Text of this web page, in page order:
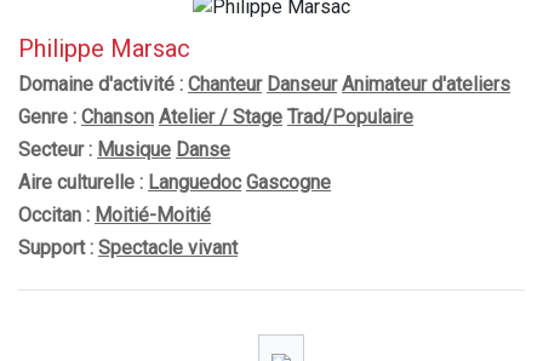
Philippe Marsac
Domaine d'activité : Chanteur Danseur Animateur d'ateliers
Genre : Chanson Atelier / Stage Trad/Populaire
Secteur : Musique Danse
Aire culturelle : Languedoc Gascogne
Occitan : Moitié-Moitié
Support : Spectacle vivant